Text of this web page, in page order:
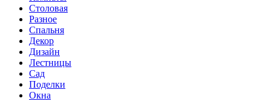
Столовая
Разное
Спальня
Декор
Дизайн
Лестницы
Сад
Поделки
Окна